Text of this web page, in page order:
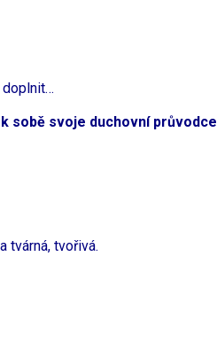
doplnit…
sobě svoje duchovní průvodce
tvárná, tvořivá.